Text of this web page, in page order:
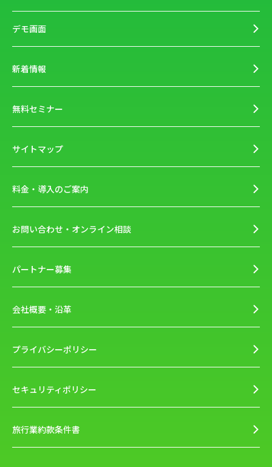
デモ画面
新着情報
無料セミナー
サイトマップ
料金・導入のご案内
お問い合わせ・オンライン相談
パートナー募集
会社概要・沿革
プライバシーポリシー
セキュリティポリシー
旅行業約款条件書